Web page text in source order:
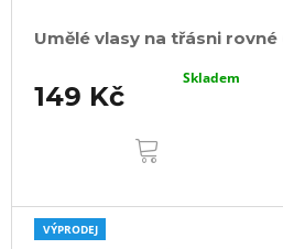
Umělé vlasy na třásni
149 Kč
Skladem
VÝPRODEJ